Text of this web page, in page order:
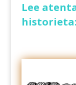
Lee
historieta: